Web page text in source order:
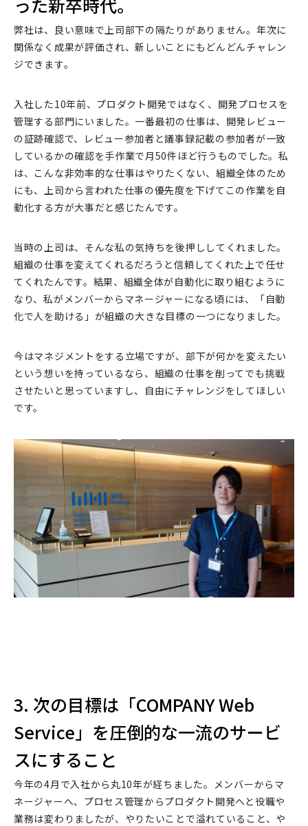
弊社は、良い意味で上司部下の隔たりがありません。年次に
関係なく成果が評価され、新しいことにもどんどんチャレン
ジできます。
入社した10年前、プロダクト開発ではなく、開発プロセスを
管理する部門にいました。一番最初の仕事は、開発レビュー
の証跡確認で、レビュー参加者と議事録記載の参加者が一致
しているかの確認を手作業で月50件ほど行うものでした。私
は、こんな非効率的な仕事はやりたくない、組織全体のため
にも、上司から言われた仕事の優先度を下げてこの作業を自
動化する方が大事だと感じたんです。
当時の上司は、そんな私の気持ちを後押ししてくれました。
組織の仕事を変えてくれるだろうと信頼してくれた上で任せ
てくれたんです。結果、組織全体が自動化に取り組むように
なり、私がメンバーからマネージャーになる頃には、「自動
化で人を助ける」が組織の大きな目標の一つになりました。
今はマネジメントをする立場ですが、部下が何かを変えたい
という想いを持っているなら、組織の仕事を削ってでも挑戦
させたいと思っていますし、自由にチャレンジをしてほしい
です。
3. 次の目標は「COMPANY Web
Service」を圧倒的な一流のサービ
スにすること
今年の4月で入社から丸10年が経ちました。メンバーからマ
ネージャーへ、プロセス管理からプロダクト開発へと役職や
業務は変わりましたが、やりたいことで溢れていること、や